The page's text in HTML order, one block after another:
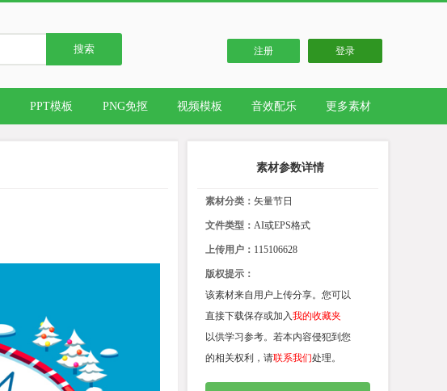
搜索 注册 登录
PPT模板 PNG免抠 视频模板 音效配乐 更多素材
素材参数详情
素材分类： 矢量节日
文件类型： AI或EPS格式
上传用户： 115106628
版权提示：
该素材来自用户上传分享。您可以
直接下载保存或加入我的收藏夹
以供学习参考。若本内容侵犯到您
的相关权利，请联系我们处理。